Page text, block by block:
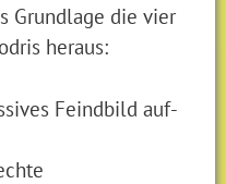
Grundlage die vier
heraus:
Feindbild auf-